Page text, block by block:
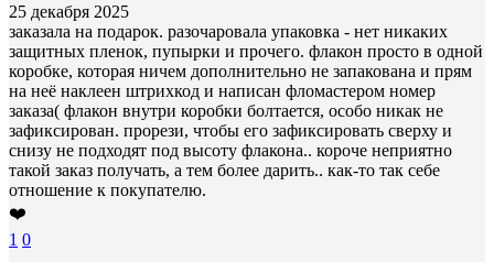
25 декабря 2025
заказала на подарок. разочаровала упаковка - нет никаких
защитных пленок, пупырки и прочего. флакон просто в одной
коробке, которая ничем дополнительно не запакована и прям
на неё наклеен штрихкод и написан фломастером номер
заказа( флакон внутри коробки болтается, особо никак не
зафиксирован. прорези, чтобы его зафиксировать сверху и
снизу не подходят под высоту флакона.. короче неприятно
такой заказ получать, а тем более дарить.. как-то так себе
отношение к покупателю.
❤️
1 0